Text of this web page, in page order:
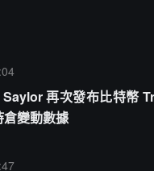
再次發布比特幣
變動數據